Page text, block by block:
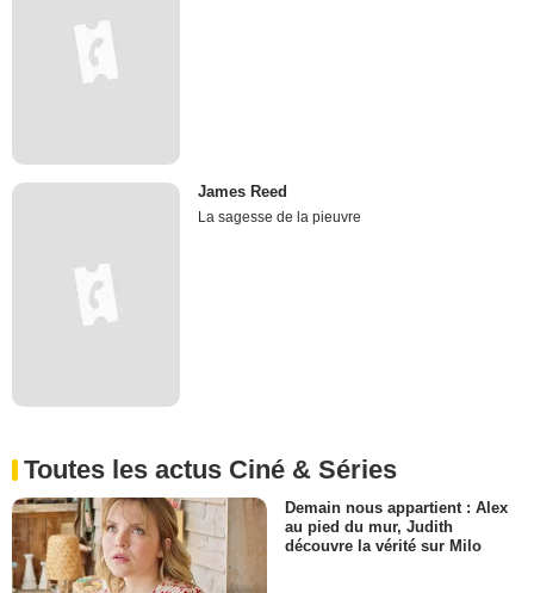
James Reed
La sagesse de la pieuvre
Toutes les actus Ciné & Séries
Demain nous appartient : Alex
au pied du mur, Judith
découvre la vérité sur Milo